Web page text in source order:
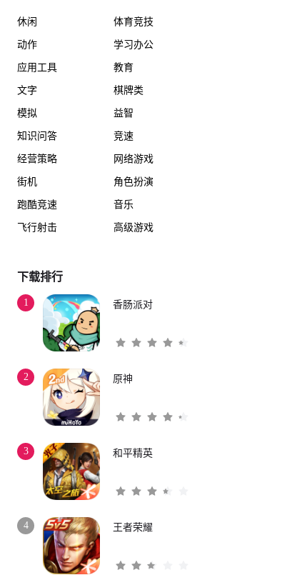
休闲
体育竞技
动作
学习办公
应用工具
教育
文字
棋牌类
模拟
益智
知识问答
竞速
经营策略
网络游戏
街机
角色扮演
跑酷竞速
音乐
飞行射击
高级游戏
下载排行
1 香肠派对
2 原神
3 和平精英
4 王者荣耀